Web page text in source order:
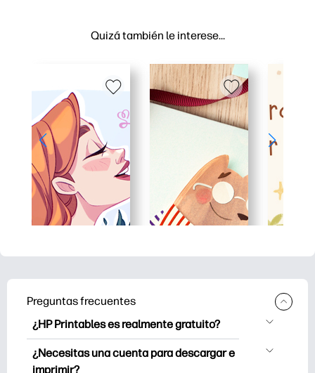
Quizá también le interese…
Preguntas frecuentes
¿HP Printables es realmente gratuito?
HP Printables ofrece más de 2500
imprimibles gratuitos para descargar e
¿Necesitas una cuenta para descargar e
imprimir?